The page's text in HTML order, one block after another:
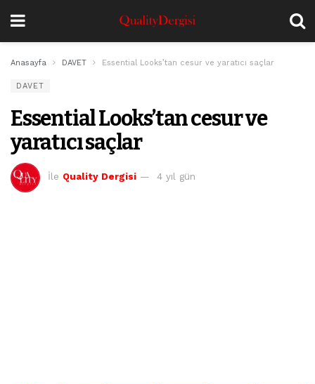
Anasayfa DAVET Essential Looks’tan cesur ve yaratıcı saçlar
DAVET
Essential Looks’tan cesur ve
yaratıcı saçlar
İle Quality Dergisi 4 yıl gün